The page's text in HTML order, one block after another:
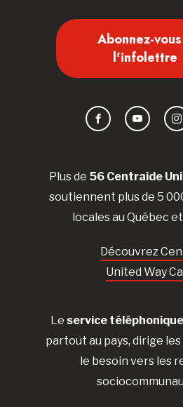
Plus de 56 Centraide
soutiennent plus de 5
locales au Québec
Découvrez
United Way
Le service téléphonique
partout au pays, dirige
le besoin vers les
Abonnez-
l'infolettre
FacebookYouTube